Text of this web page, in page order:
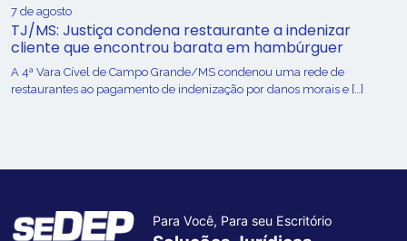
7 de agosto
TJ/MS: Justiça condena restaurante a indenizar
cliente que encontrou barata em hambúrguer
A 4ª Vara Cível de Campo Grande/MS condenou uma rede de
restaurantes ao pagamento de indenização por danos morais e […]
Para Você, Para seu Escritório